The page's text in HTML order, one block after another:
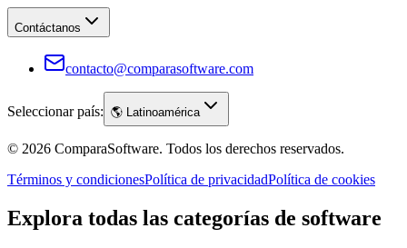
Contáctanos
contacto@comparasoftware.com
Seleccionar país: 🌎 Latinoamérica
© 2026 ComparaSoftware. Todos los derechos reservados.
Términos y condicionesPolítica de privacidadPolítica de cookies
Explora todas las categorías de software